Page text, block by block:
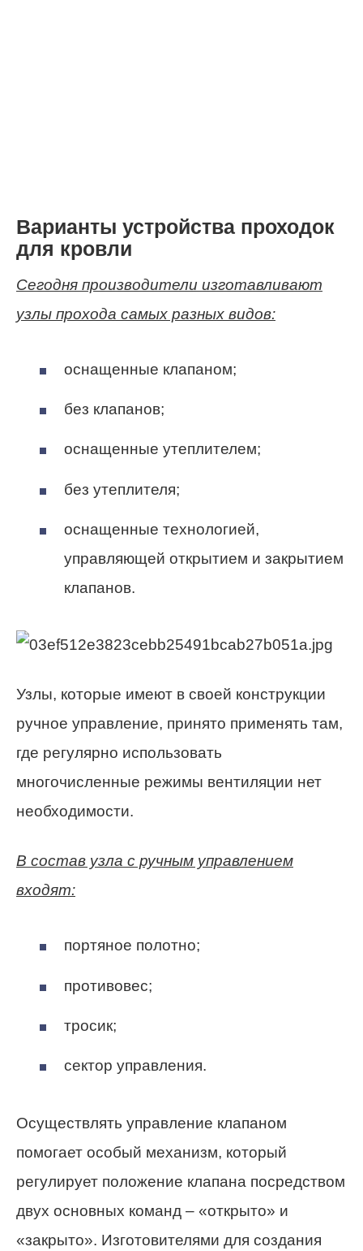
Варианты устройства проходок
для кровли
Сегодня производители изготавливают
узлы прохода самых разных видов:
оснащенные клапаном;
без клапанов;
оснащенные утеплителем;
без утеплителя;
оснащенные технологией,
управляющей открытием и закрытием
клапанов.
Узлы, которые имеют в своей конструкции
ручное управление, принято применять там,
где регулярно использовать
многочисленные режимы вентиляции нет
необходимости.
В состав узла с ручным управлением
входят:
портяное полотно;
противовес;
тросик;
сектор управления.
Осуществлять управление клапаном
помогает особый механизм, который
регулирует положение клапана посредством
двух основных команд – «открыто» и
«закрыто». Изготовителями для создания